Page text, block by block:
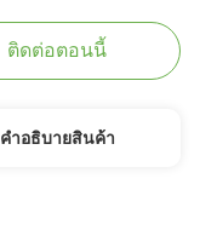
ติดต่อตอนนี้
คําอธิบายสินค้า